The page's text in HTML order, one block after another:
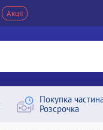
Акції
Покупка
Розсрочка